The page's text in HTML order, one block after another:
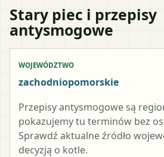
Stary piec i przepisy
antysmogowe
WOJEWÓDZTWO
zachodniopomorskie
Przepisy antysmogowe są
pokazujemy tu terminów bez
Sprawdź aktualne źródło
decyzją o kotle.